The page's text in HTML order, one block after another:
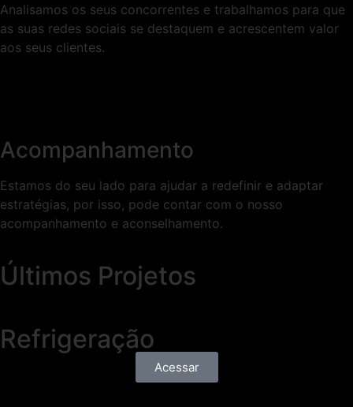
Analisamos os seus concorrentes e trabalhamos para que
as suas redes sociais se destaquem e acrescentem valor
aos seus clientes.
Acompanhamento
Estamos do seu lado para ajudar a redefinir e adaptar
estratégias, por isso, pode contar com o nosso
acompanhamento e aconselhamento.
Últimos Projetos
Refrigeração
Acessar